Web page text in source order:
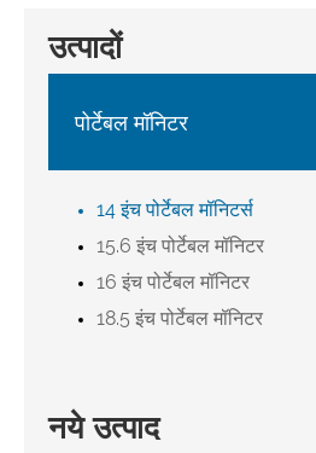
उत्पादों
पोर्टेबल मॉनिटर
14 इंच पोर्टेबल मॉनिटर्स
15.6 इंच पोर्टेबल मॉनिटर
16 इंच पोर्टेबल मॉनिटर
18.5 इंच पोर्टेबल मॉनिटर
नये उत्पाद